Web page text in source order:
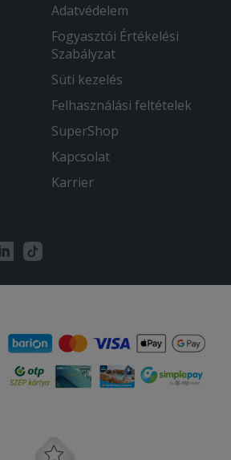
Adatvédelem
Fogyasztói Értékelési
Szabályzat
Süti kezelés
Felhasználási feltételek
SuperShop
Kapcsolat
Karrier